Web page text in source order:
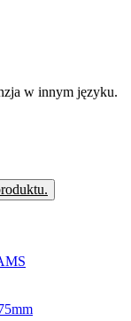
w innym języku.